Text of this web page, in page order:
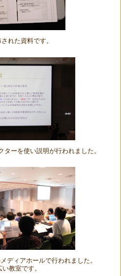
れた資料です。
ーを使い説明が行われました。
ディアホールで行われました。
教室です。